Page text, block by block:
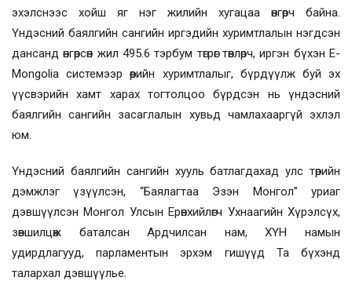
эхэлснээс хойш яг нэг жилийн хугацаа өнгөрч байна.
Үндэсний баялгийн сангийн иргэдийн хуримтлалын нэгдсэн
дансанд өнгөрсөн жил 495.6 тэрбум төгрөг төвлөрч, иргэн бүхэн E-
Mongolia системээр өөрийн хуримтлалыг, бүрдүүлж буй эх
үүсвэрийн хамт харах тогтолцоо бүрдсэн нь үндэсний
баялгийн сангийн засаглалын хувьд чамлахааргүй эхлэл
юм.
Үндэсний баялгийн сангийн хууль батлагдахад улс төрийн
дэмжлэг үзүүлсэн, “Баялагтаа Эзэн Монгол” уриаг
дэвшүүлсэн Монгол Улсын Ерөнхийлөгч Ухнаагийн Хүрэлсүх,
зөвшилцөж баталсан Ардчилсан нам, ХҮН намын
удирдлагууд, парламентын эрхэм гишүүд Та бүхэнд
талархал дэвшүүлье.